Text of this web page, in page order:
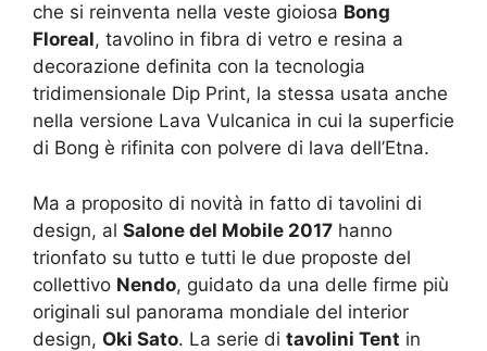
che si reinventa nella veste gioiosa Bong
Floreal, tavolino in fibra di vetro e resina a
decorazione definita con la tecnologia
tridimensionale Dip Print, la stessa usata anche
nella versione Lava Vulcanica in cui la superficie
di Bong è rifinita con polvere di lava dell’Etna.
Ma a proposito di novità in fatto di tavolini di
design, al Salone del Mobile 2017 hanno
trionfato su tutto e tutti le due proposte del
collettivo Nendo, guidato da una delle firme più
originali sul panorama mondiale del interior
design, Oki Sato. La serie di tavolini Tent in